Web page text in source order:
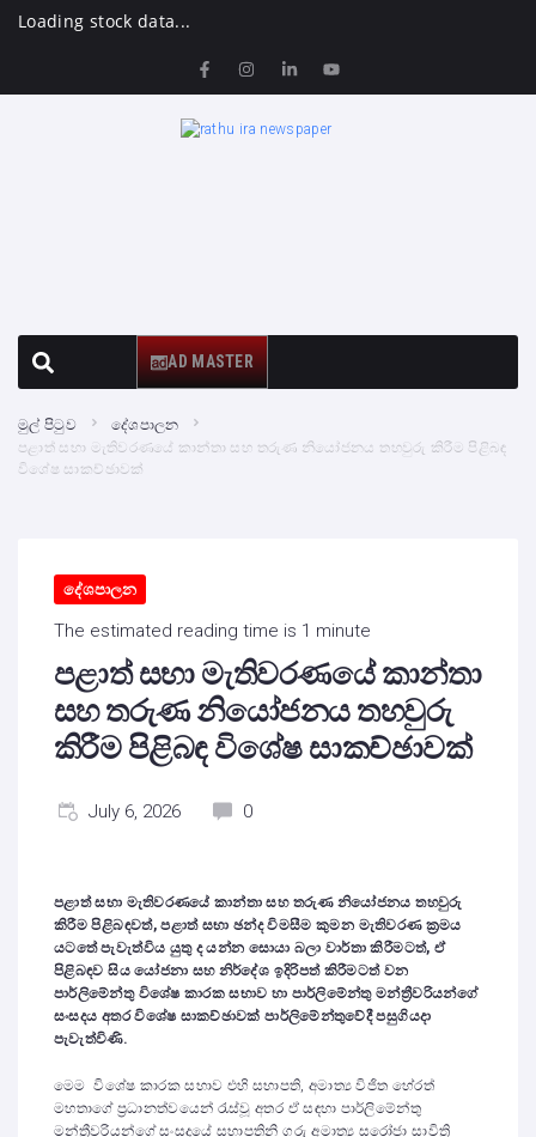
Loading stock data...
AD MASTER
මුල් පිටුව
දේශපාලන
පළාත් සභා මැතිවරණයේ කාන්තා සහ තරුණ නියෝජනය තහවුරු කිරීම පිළිබඳ
විශේෂ සාකච්ඡාවක්
දේශපාලන
The estimated reading time is 1 minute
පළාත් සභා මැතිවරණයේ කාන්තා
සහ තරුණ නියෝජනය තහවුරු
කිරීම පිළිබඳ විශේෂ සාකච්ඡාවක්
July 6, 2026 0
පළාත් සභා මැතිවරණයේ කාන්තා සහ තරුණ නියෝජනය තහවුරු
කිරීම පිළිබඳවත්, පළාත් සභා ඡන්ද විමසීම කුමන මැතිවරණ ක්‍රමය
යටතේ පැවැත්විය යුතු ද යන්න සොයා බලා වාර්තා කිරීමටත්, ඒ
පිළිබඳව සිය යෝජනා සහ නිර්දේශ ඉදිරිපත් කිරීමටත් වන
පාර්ලිමේන්තු විශේෂ කාරක සභාව හා පාර්ලිමේන්තු මන්ත්‍රීවරියන්ගේ
සංසදය අතර විශේෂ සාකච්ඡාවක් පාර්ලිමේන්තුවේදී පසුගියදා
පැවැත්විණි.
මෙම විශේෂ කාරක සභාව එහි සභාපති, අමාත්‍ය විජිත හේරත්
මහතාගේ ප්‍රධානත්වයෙන් රැස්වූ අතර ඒ සඳහා පාර්ලිමේන්තු
මන්ත්‍රීවරියන්ගේ සංසදයේ සභාපතිනි ගරු අමාත්‍ය සරෝජා සාවිත්‍රි